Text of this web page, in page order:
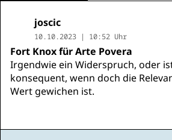
joscic
10.10.2023 | 10:52 Uhr
Fort Knox für Arte Povera
Irgendwie ein Widerspruch, oder
konsequent, wenn doch die
Wert gewichen ist.